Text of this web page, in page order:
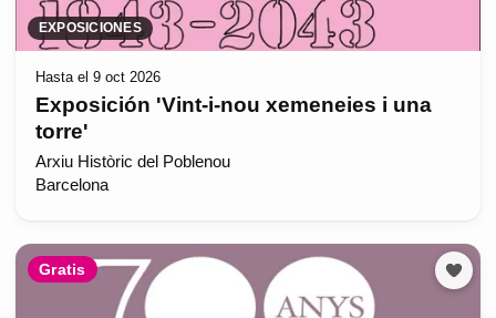
EXPOSICIONES
Hasta el 9 oct 2026
Exposición 'Vint-i-nou xemeneies i una
torre'
Arxiu Històric del Poblenou
Barcelona
Gratis